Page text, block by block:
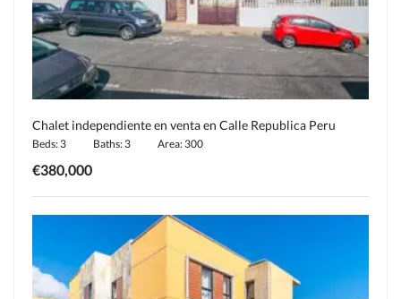
Chalet independiente en venta en Calle Republica Peru
Beds: 3 Baths: 3 Area: 300
€380,000